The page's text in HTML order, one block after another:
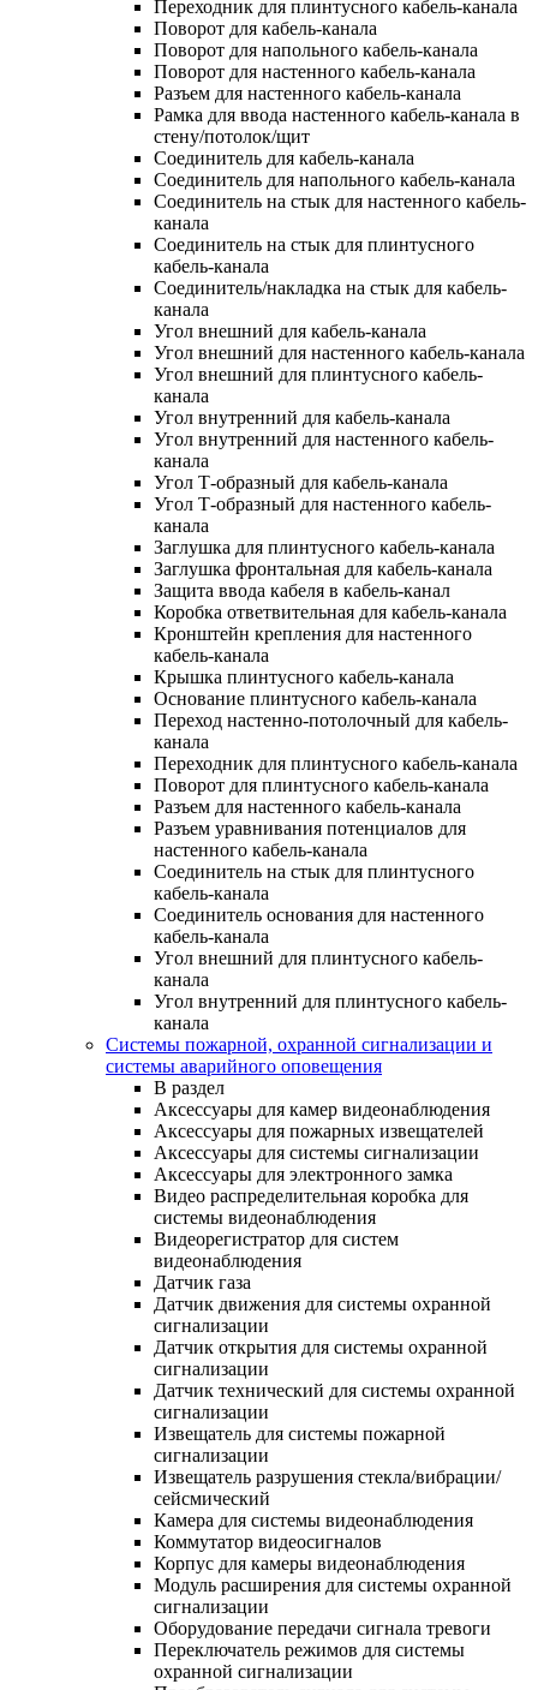
Переходник для плинтусного кабель-канала
Поворот для кабель-канала
Поворот для напольного кабель-канала
Поворот для настенного кабель-канала
Разъем для настенного кабель-канала
Рамка для ввода настенного кабель-канала в
стену/потолок/щит
Соединитель для кабель-канала
Соединитель для напольного кабель-канала
Соединитель на стык для настенного кабель-
канала
Соединитель на стык для плинтусного
кабель-канала
Соединитель/накладка на стык для кабель-
канала
Угол внешний для кабель-канала
Угол внешний для настенного кабель-канала
Угол внешний для плинтусного кабель-
канала
Угол внутренний для кабель-канала
Угол внутренний для настенного кабель-
канала
Угол Т-образный для кабель-канала
Угол Т-образный для настенного кабель-
канала
Заглушка для плинтусного кабель-канала
Заглушка фронтальная для кабель-канала
Защита ввода кабеля в кабель-канал
Коробка ответвительная для кабель-канала
Кронштейн крепления для настенного
кабель-канала
Крышка плинтусного кабель-канала
Основание плинтусного кабель-канала
Переход настенно-потолочный для кабель-
канала
Переходник для плинтусного кабель-канала
Поворот для плинтусного кабель-канала
Разъем для настенного кабель-канала
Разъем уравнивания потенциалов для
настенного кабель-канала
Соединитель на стык для плинтусного
кабель-канала
Соединитель основания для настенного
кабель-канала
Угол внешний для плинтусного кабель-
канала
Угол внутренний для плинтусного кабель-
канала
Системы пожарной, охранной сигнализации и
системы аварийного оповещения
В раздел
Аксессуары для камер видеонаблюдения
Аксессуары для пожарных извещателей
Аксессуары для системы сигнализации
Аксессуары для электронного замка
Видео распределительная коробка для
системы видеонаблюдения
Видеорегистратор для систем
видеонаблюдения
Датчик газа
Датчик движения для системы охранной
сигнализации
Датчик открытия для системы охранной
сигнализации
Датчик технический для системы охранной
сигнализации
Извещатель для системы пожарной
сигнализации
Извещатель разрушения стекла/вибрации/
сейсмический
Камера для системы видеонаблюдения
Коммутатор видеосигналов
Корпус для камеры видеонаблюдения
Модуль расширения для системы охранной
сигнализации
Оборудование передачи сигнала тревоги
Переключатель режимов для системы
охранной сигнализации